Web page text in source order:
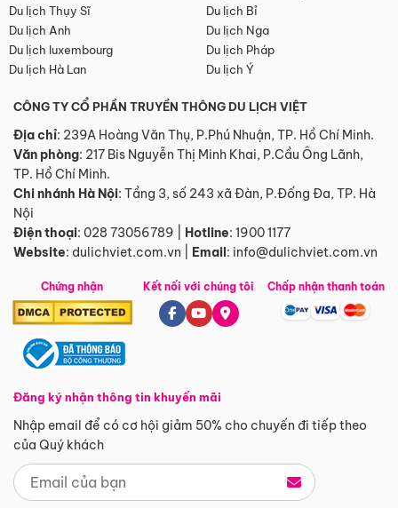
Du lịch Thụy Sĩ
Du lịch Bỉ
Du lịch Anh
Du lịch Nga
Du lịch luxembourg
Du lịch Pháp
Du lịch Hà Lan
Du lịch Ý
CÔNG TY CỔ PHẦN TRUYỀN THÔNG DU LỊCH VIỆT
Địa chỉ: 239A Hoàng Văn Thụ, P.Phú Nhuận, TP. Hồ Chí Minh.
Văn phòng: 217 Bis Nguyễn Thị Minh Khai, P.Cầu Ông Lãnh,
TP. Hồ Chí Minh.
Chi nhánh Hà Nội: Tầng 3, số 243 xã Đàn, P.Đống Đa, TP. Hà
Nội
Điện thoại: 028 73056789 Hotline: 1900 1177
Website: dulichviet.com.vn Email: info@dulichviet.com.vn
Chứng nhận
Đăng ký nhận thông tin khuyến mãi
Nhập email để có cơ hội giảm 50% cho chuyến đi tiếp theo
của Quý khách
Kết nối với chúng tôi Chấp nhận thanh toán